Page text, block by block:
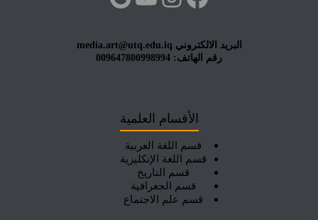
البريد الالكتروني media.art@utq.edu.iq
رقم الهاتف: 009647800998994
الأقسام العلمية
قسم اللغة العربية
قسم اللغة الإنكليزية
قسم التاريخ
قسم الجغرافية
قسم علم الاجتماع